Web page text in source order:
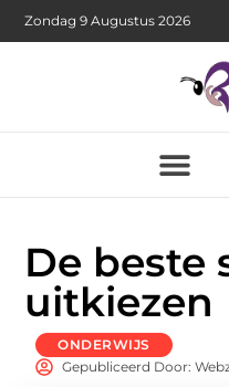
Zondag 9 Augustus 2026
De beste
uitkiezen
ONDERWIJS
Gepubliceerd Door: